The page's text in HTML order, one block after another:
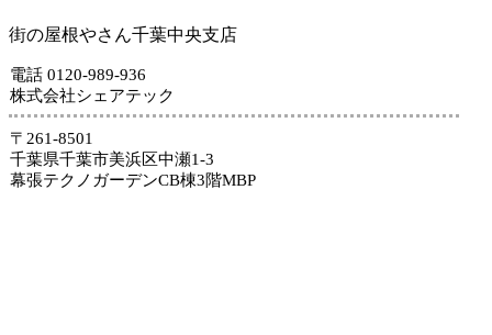
街の屋根やさん千葉中央支店
電話 0120-989-936
株式会社シェアテック
〒261-8501
千葉県千葉市美浜区中瀬1-3
幕張テクノガーデンCB棟3階MBP